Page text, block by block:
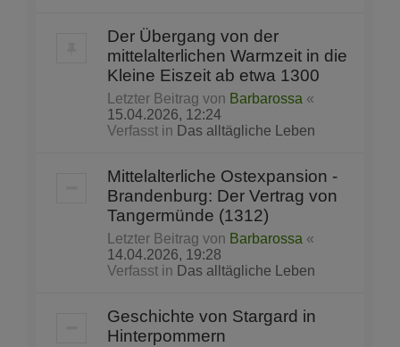
Der Übergang von der
mittelalterlichen Warmzeit in die
Kleine Eiszeit ab etwa 1300
Letzter Beitrag von Barbarossa «
15.04.2026, 12:24
Verfasst in Das alltägliche Leben
Mittelalterliche Ostexpansion -
Brandenburg: Der Vertrag von
Tangermünde (1312)
Letzter Beitrag von Barbarossa «
14.04.2026, 19:28
Verfasst in Das alltägliche Leben
Geschichte von Stargard in
Hinterpommern